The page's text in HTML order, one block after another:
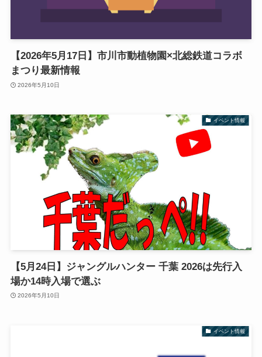
【2026年5月17日】市川市動植物園×北総鉄道コラボ
まつり最新情報
2026年5月10日
イベント情報
【5月24日】ジャングルハンター 千葉 2026は先行入
場か14時入場で選ぶ
2026年5月10日
イベント情報